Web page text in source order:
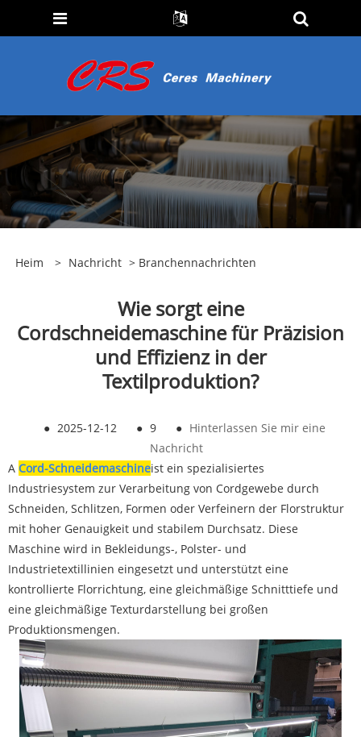
Heim > Nachricht > Branchennachrichten
Wie sorgt eine
Cordschneidemaschine für Präzision
und Effizienz in der
Textilproduktion?
● 2025-12-12 ● 9 ● Hinterlassen Sie mir eine
Nachricht
A Cord-Schneidemaschineist ein spezialisiertes
Industriesystem zur Verarbeitung von Cordgewebe durch
Schneiden, Schlitzen, Formen oder Verfeinern der Florstruktur
mit hoher Genauigkeit und stabilem Durchsatz. Diese
Maschine wird in Bekleidungs-, Polster- und
Industrietextillinien eingesetzt und unterstützt eine
kontrollierte Florrichtung, eine gleichmäßige Schnitttiefe und
eine gleichmäßige Texturdarstellung bei großen
Produktionsmengen.